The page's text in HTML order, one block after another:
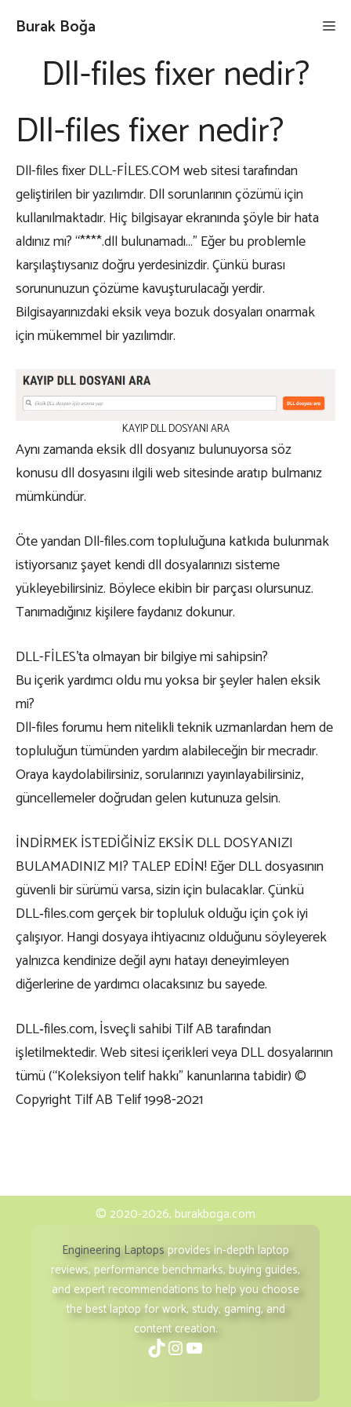
atlaBurak Boğa
Dll-files fixer nedir?
Dll-files fixer nedir?
Dll-files fixer DLL-FİLES.COM web sitesi tarafından
geliştirilen bir yazılımdır. Dll sorunlarının çözümü için
kullanılmaktadır. Hiç bilgisayar ekranında şöyle bir hata
aldınız mı? “****.dll bulunamadı…” Eğer bu problemle
karşılaştıysanız doğru yerdesinizdir. Çünkü burası
sorununuzun çözüme kavuşturulacağı yerdir.
Bilgisayarınızdaki eksik veya bozuk dosyaları onarmak
için mükemmel bir yazılımdır.
KAYIP DLL DOSYANI ARA
Aynı zamanda eksik dll dosyanız bulunuyorsa söz
konusu dll dosyasını ilgili web sitesinde aratıp bulmanız
mümkündür.
Öte yandan Dll-files.com topluluğuna katkıda bulunmak
istiyorsanız şayet kendi dll dosyalarınızı sisteme
yükleyebilirsiniz. Böylece ekibin bir parçası olursunuz.
Tanımadığınız kişilere faydanız dokunur.
DLL-FİLES’ta olmayan bir bilgiye mi sahipsin?
Bu içerik yardımcı oldu mu yoksa bir şeyler halen eksik
mi?
Dll-files forumu hem nitelikli teknik uzmanlardan hem de
topluluğun tümünden yardım alabileceğin bir mecradır.
Oraya kaydolabilirsiniz, sorularınızı yayınlayabilirsiniz,
güncellemeler doğrudan gelen kutunuza gelsin.
İNDİRMEK İSTEDİĞİNİZ EKSİK DLL DOSYANIZI
BULAMADINIZ MI? TALEP EDİN! Eğer DLL dosyasının
güvenli bir sürümü varsa, sizin için bulacaklar. Çünkü
DLL‑files.com gerçek bir topluluk olduğu için çok iyi
çalışıyor. Hangi dosyaya ihtiyacınız olduğunu söyleyerek
yalnızca kendinize değil aynı hatayı deneyimleyen
diğerlerine de yardımcı olacaksınız bu sayede.
DLL‑files.com, İsveçli sahibi Tilf AB tarafından
işletilmektedir. Web sitesi içerikleri veya DLL dosyalarının
tümü (“Koleksiyon telif hakkı” kanunlarına tabidir) ©
Copyright Tilf AB Telif 1998-2021
© 2020-2026, burakboga.com
Engineering Laptops provides in-depth laptop
reviews, performance benchmarks, buying guides,
and expert recommendations to help you choose
the best laptop for work, study, gaming, and
content creation.
TikTok
Instagram
YouTube